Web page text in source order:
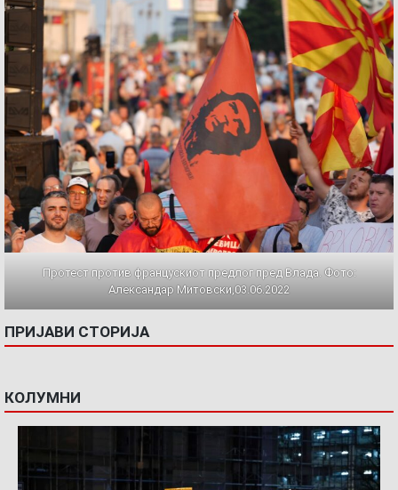
Протест против францускиот предлог пред Влада. Фото:
Александар Митовски,03.06.2022
ПРИЈАВИ СТОРИЈА
КОЛУМНИ